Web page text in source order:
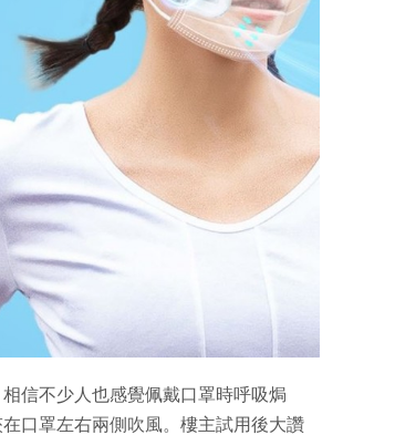
信不少人也感覺佩戴口罩時呼吸焗
口罩左右兩側吹風。樓主試用後大讚